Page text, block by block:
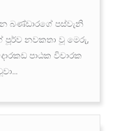
බණ්ඩාරගේ පස්වැනි
පූර්ව නවකතා වූ මෙරු,
පාඨක විචාරක